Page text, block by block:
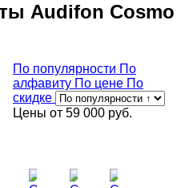
Audifon Cosmo
По популярности По
алфавиту По цене По
скидке
Цены от 59 000 руб.